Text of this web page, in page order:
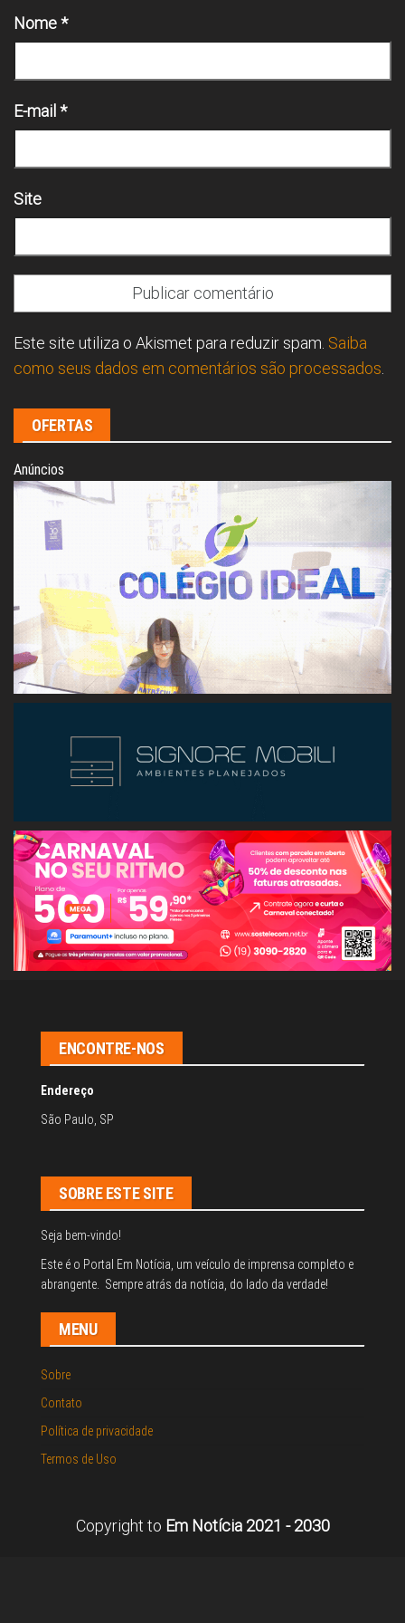
Nome*
E-mail*
Site
Este site utiliza o Akismet para reduzir spam. Saiba
como seus dados em comentários são processados
OFERTAS
Anúncios
ENCONTRE-NOS
Endereço
São Paulo, SP
SOBRE ESTE SITE
Seja bem-vindo!
Este é o Portal Em Notícia, um veículo de imprensa completo e
abrangente. Sempre atrás da notícia, do lado da verdade!
MENU
Sobre
Contato
Política de privacidade
Termos de Uso
Copyright to Em Notícia 2021 - 2030